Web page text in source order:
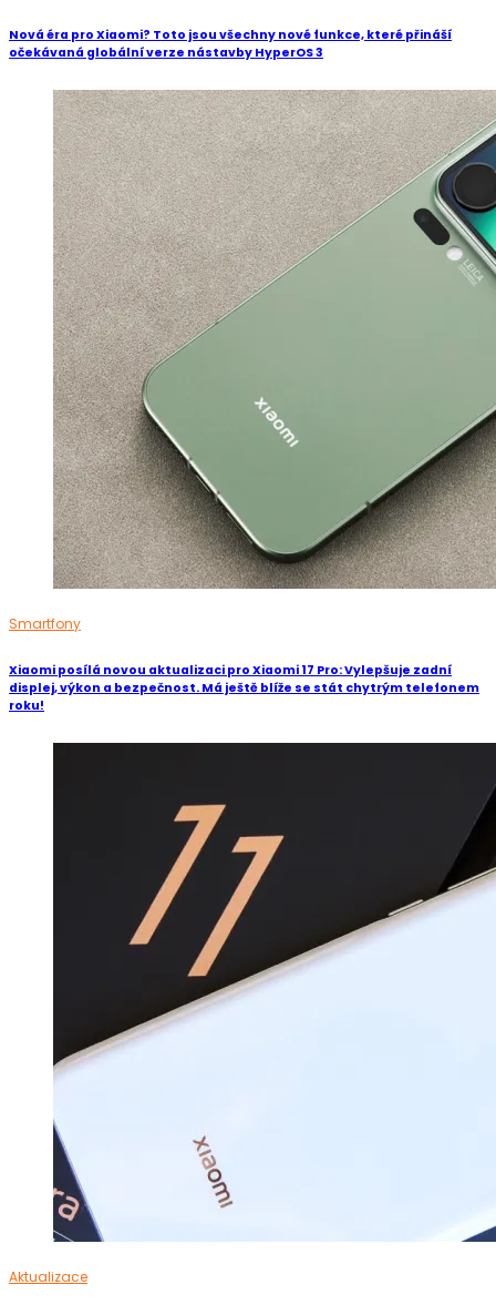
Nová éra pro Xiaomi? Toto jsou všechny nové funkce, které přináší
očekávaná globální verze nástavby HyperOS 3
Smartfony
Xiaomi posílá novou aktualizaci pro Xiaomi 17 Pro: Vylepšuje zadní
displej, výkon a bezpečnost. Má ještě blíže se stát chytrým telefonem
roku!
Aktualizace